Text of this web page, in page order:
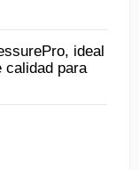
ideal
calidad para